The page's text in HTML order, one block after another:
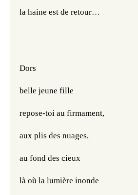
la haine est de retour…
Dors
belle jeune fille
repose-toi au firmament,
aux plis des nuages,
au fond des cieux
là où la lumière inonde